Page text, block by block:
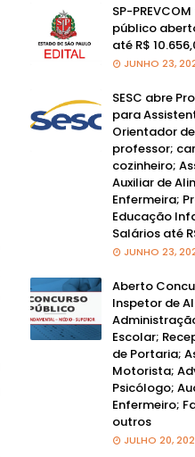
SP-
público
até R$
JUNHO 23,
SESC abre
para
Orientador
professor;
cozinheiro;
Auxiliar de
Enfermeira;
Educação
Salários até
JUNHO 23,
Aberto
Inspetor de
Escolar;
de Portaria;
Motorista;
Psicólogo;
Enfermeiro;
outros
JULHO 20,